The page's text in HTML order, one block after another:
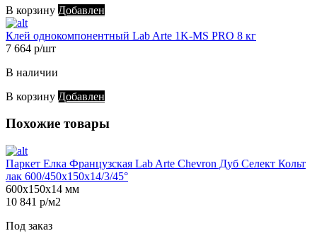
В корзину Добавлен
Клей однокомпонентный Lab Arte 1K-MS PRO 8 кг
7 664 р/шт
В наличии
В корзину Добавлен
Похожие товары
Паркет Елка Французская Lab Arte Chevron Дуб Селект Кольт
лак 600/450х150х14/3/45°
600х150х14 мм
10 841 р/м2
Под заказ